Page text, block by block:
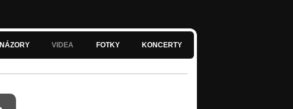
NÁZORY VIDEA FOTKY KONCERTY